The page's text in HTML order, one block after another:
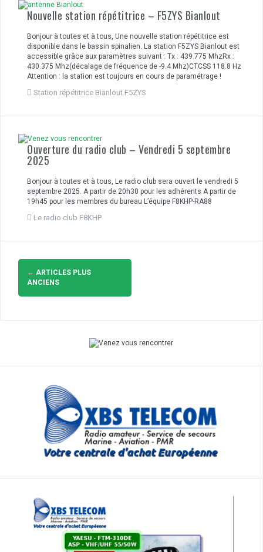
Nouvelle station répétitrice – F5ZYS Bianlout
Bonjour à toutes et à tous, Une nouvelle station répétitrice est
disponible dans le bassin spinalien. La station F5ZYS Bianlout est
accessible grâce aux paramètres suivant : Tx : 439.775 MhzRx :
430.375 Mhz(décalage de fréquence de -9.4 Mhz)CTCSS 118.8 Hz
Attention : la station est toujours en cours de paramétrage !
Station répétitrice Bianlout F5ZYS
Ouverture du radio club – Vendredi 5 septembre
2025
Bonjour à toutes et à tous, Le radio club sera ouvert le vendredi 5
septembre 2025. A partir de 20h30 pour les adhérents A partir de
19h45 pour les membres du bureau L’équipe F8KHP-RA88
Le radio club F8KHP
Navigation
des
articles
← ARTICLES PLUS
ANCIENS